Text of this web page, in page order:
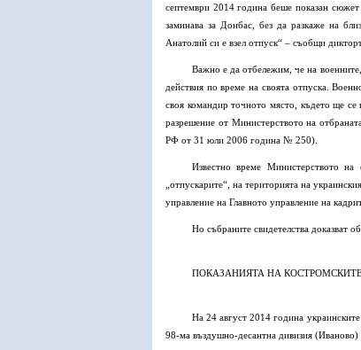
септември 2014 година беше показан
заминава за Донбас, без да разкаже на
Анатолий си е взел отпуск“ – съобщи
Важно е да отбележим, че на
действия по време на своята отпуска.
своя командир точното място, където ще
разрешение от Министерството на
РФ от 31 юли 2006 година № 250).
Известно време Министерството
„отпускарите“, на територията на
управление на Главното управление на
Но събраните свидетелства доказват
ПОКАЗАНИЯТА НА
На 24 август 2014 година
98-ма въздушно-десантна дивизия